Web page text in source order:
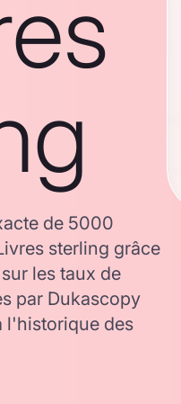
de 5000
sterling grâce
les taux de
par Dukascopy
l'historique des